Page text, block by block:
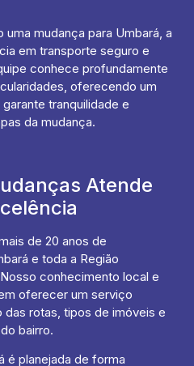
uma mudança para Umbará, a
em transporte seguro e
conhece profundamente
oferecendo um
tranquilidade e
da mudança.
Atende
de 20 anos de
e toda a Região
conhecimento local e
oferecer um serviço
rotas, tipos de imóveis e
bairro.
é planejada de forma